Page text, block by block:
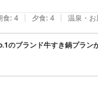
食: 4 | 夕食: 4 | 温泉・お
のブランド牛すき鍋プラ